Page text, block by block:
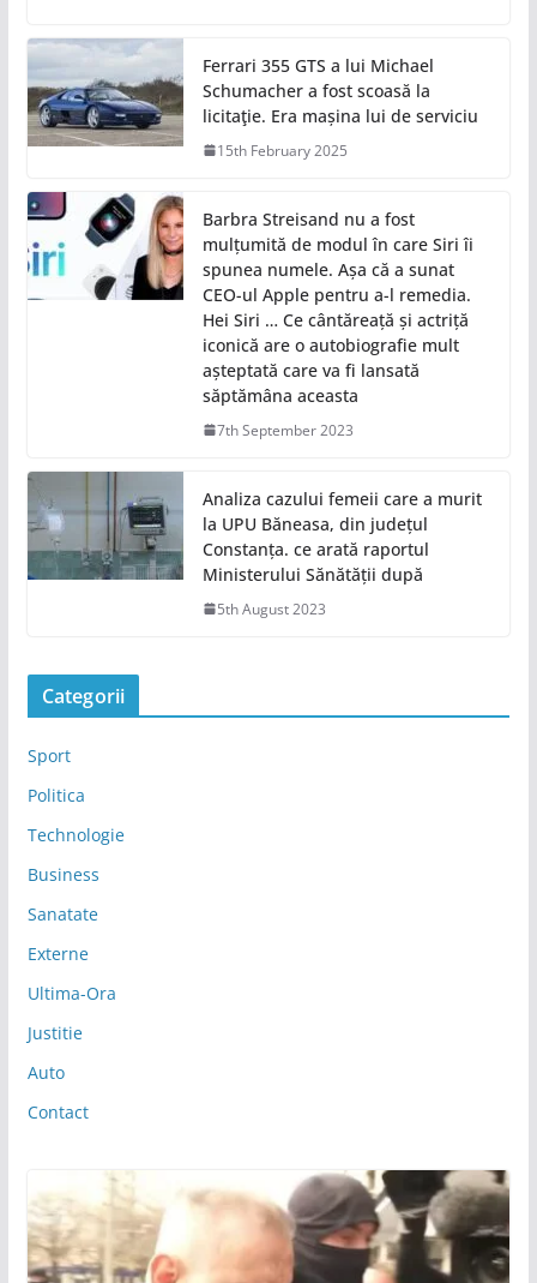
Ferrari 355 GTS a lui Michael
Schumacher a fost scoasă la
licitaţie. Era mașina lui de serviciu
15th February 2025
Barbra Streisand nu a fost
mulțumită de modul în care Siri îi
spunea numele. Așa că a sunat
CEO-ul Apple pentru a-l remedia.
Hei Siri … Ce cântăreață și actriță
iconică are o autobiografie mult
așteptată care va fi lansată
săptămâna aceasta
7th September 2023
Analiza cazului femeii care a murit
la UPU Băneasa, din județul
Constanța. ce arată raportul
Ministerului Sănătății după
5th August 2023
Categorii
Sport
Politica
Technologie
Business
Sanatate
Externe
Ultima-Ora
Justitie
Auto
Contact